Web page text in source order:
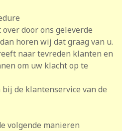
door ons geleverde
horen wij dat graag van u.
naar tevreden klanten en
om uw klacht op te
de klantenservice van de
volgende manieren